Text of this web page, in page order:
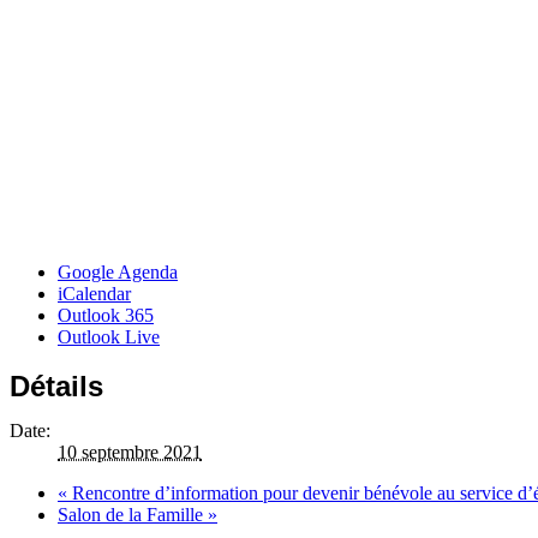
Google Agenda
iCalendar
Outlook 365
Outlook Live
Détails
Date:
10 septembre 2021
« Rencontre d’information pour devenir bénévole au service
Salon de la Famille »